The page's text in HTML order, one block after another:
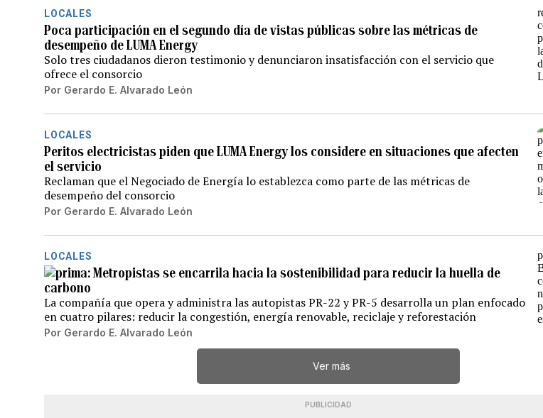
LOCALES
Poca participación en el segundo día de vistas públicas sobre las métricas de
desempeño de LUMA Energy
Solo tres ciudadanos dieron testimonio y denunciaron insatisfacción con el servicio que
ofrece el consorcio
Por Gerardo E. Alvarado León
LOCALES
Peritos electricistas piden que LUMA Energy los considere en situaciones que afecten
el servicio
Reclaman que el Negociado de Energía lo establezca como parte de las métricas de
desempeño del consorcio
Por Gerardo E. Alvarado León
LOCALES
Metropistas se encarrila hacia la sostenibilidad para reducir la huella de
carbono
La compañía que opera y administra las autopistas PR-22 y PR-5 desarrolla un plan enfocado
en cuatro pilares: reducir la congestión, energía renovable, reciclaje y reforestación
Por Gerardo E. Alvarado León
Ver más
PUBLICIDAD